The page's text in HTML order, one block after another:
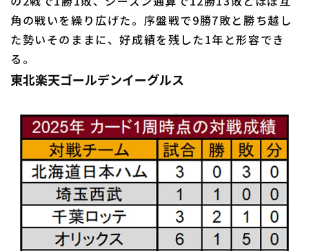
角の戦いを繰り広げた。序盤戦で9勝7敗と勝ち越し
た勢いそのままに、好成績を残した1年と形容でき
る。
東北楽天ゴールデンイーグルス